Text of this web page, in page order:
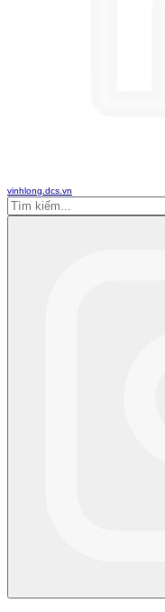
vinhlong.dcs.vn